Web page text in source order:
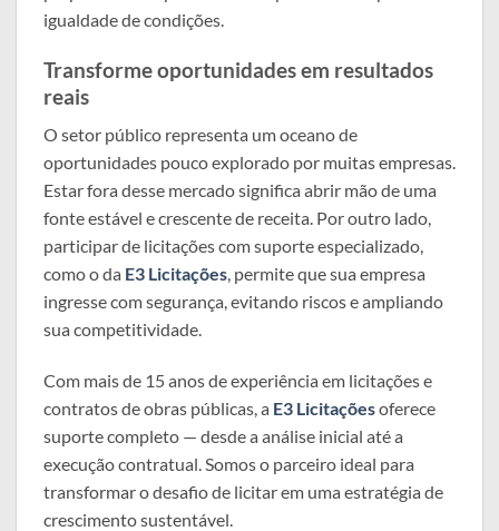
igualdade de condições.
Transforme oportunidades em resultados
reais
O setor público representa um oceano de
oportunidades pouco explorado por muitas empresas.
Estar fora desse mercado significa abrir mão de uma
fonte estável e crescente de receita. Por outro lado,
participar de licitações com suporte especializado,
como o da E3 Licitações, permite que sua empresa
ingresse com segurança, evitando riscos e ampliando
sua competitividade.
Com mais de 15 anos de experiência em licitações e
contratos de obras públicas, a E3 Licitaçõesoferece
suporte completo — desde a análise inicial até a
execução contratual. Somos o parceiro ideal para
transformar o desafio de licitar em uma estratégia de
crescimento sustentável.